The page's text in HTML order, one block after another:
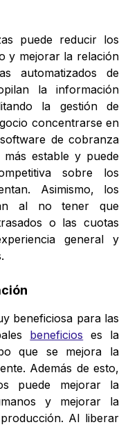
puede reducir los
y mejorar la relación
automatizados de
la información
la gestión de
concentrarse en
de cobranza
estable y puede
sobre los
Asimismo, los
al no tener que
o las cuotas
general y
beneficiosa para las
beneficios es la
que se mejora la
Además de esto,
puede mejorar la
y mejorar la
Al liberar